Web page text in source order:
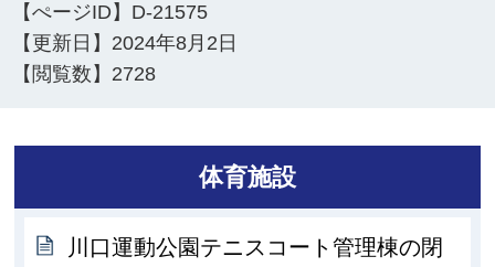
【ぺージID】 D-21575
【更新日】 2024年8月2日
【閲覧数】 2728
体育施設
川口運動公園テニスコート管理棟の閉